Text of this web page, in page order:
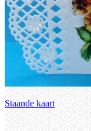
Staande kaart